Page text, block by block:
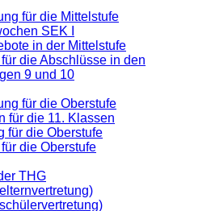
für die Mittelstufe
SEK I
in der Mittelstufe
die Abschlüsse in den
9 und 10
für die Oberstufe
für die 11. Klassen
für die Oberstufe
die Oberstufe
THG